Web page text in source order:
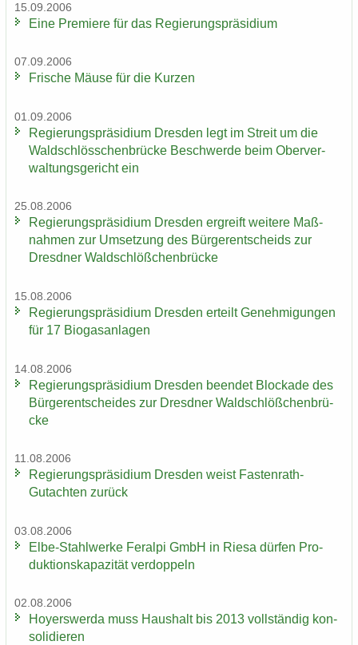
15.09.2006
Eine Pre­mie­re für das Re­gie­rungs­prä­si­di­um
07.09.2006
Fri­sche Mäuse für die Kur­zen
01.09.2006
Re­gie­rungs­prä­si­di­um Dres­den legt im Streit um die
Wald­schlöss­chen­brü­cke Be­schwer­de beim Ober­ver­
wal­tungs­ge­richt ein
25.08.2006
Re­gie­rungs­prä­si­di­um Dres­den er­greift wei­te­re Maß­
nah­men zur Um­set­zung des Bür­ger­ent­scheids zur
Dresd­ner Wald­schlöß­chen­brü­cke
15.08.2006
Re­gie­rungs­prä­si­di­um Dres­den er­teilt Ge­neh­mi­gun­gen
für 17 Bio­gas­an­la­gen
14.08.2006
Re­gie­rungs­prä­si­di­um Dres­den be­en­det Blo­cka­de des
Bür­ger­ent­schei­des zur Dresd­ner Wald­schlöß­chen­brü­
cke
11.08.2006
Re­gie­rungs­prä­si­di­um Dres­den weist Fastenrath-​
Gutachten zu­rück
03.08.2006
Elbe-​Stahlwerke Fer­al­pi GmbH in Riesa dür­fen Pro­
duk­ti­ons­ka­pa­zi­tät ver­dop­peln
02.08.2006
Ho­yers­wer­da muss Haus­halt bis 2013 voll­stän­dig kon­
so­li­die­ren